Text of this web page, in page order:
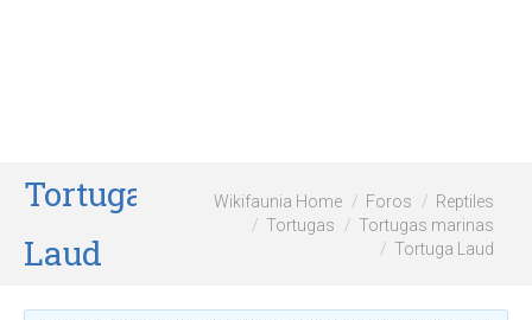
Tortuga
Laud
Wikifaunia Home Foros
Reptiles
Tortugas
Tortugas marinas
Tortuga Laud